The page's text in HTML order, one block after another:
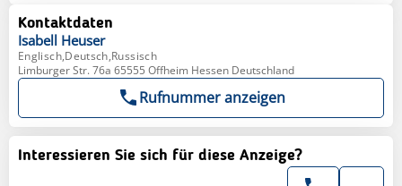
Kontaktdaten
Isabell Heuser
Englisch,Deutsch,Russisch
Limburger Str. 76a 65555 Offheim Hessen Deutschland
Rufnummer anzeigen
Interessieren Sie sich für diese Anzeige?